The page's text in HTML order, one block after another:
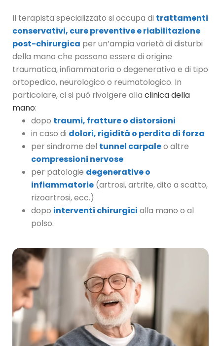
Il terapista specializzato si occupa di trattamenti
conservativi, cure preventive e riabilitazione
post-chirurgica per un’ampia varietà di disturbi
della mano che possono essere di origine
traumatica, infiammatoria o degenerativa e di tipo
ortopedico, neurologico o reumatologico. In
particolare, ci si può rivolgere alla clinica della
mano:
dopo traumi, fratture o distorsioni
in caso di dolori, rigidità o perdita di forza
per sindrome del tunnel carpaleo altre
compressioni nervose
per patologie degenerative o
infiammatorie(artrosi, artrite, dito a scatto,
rizoartrosi, ecc.)
dopo interventi chirurgici alla mano o al
polso.